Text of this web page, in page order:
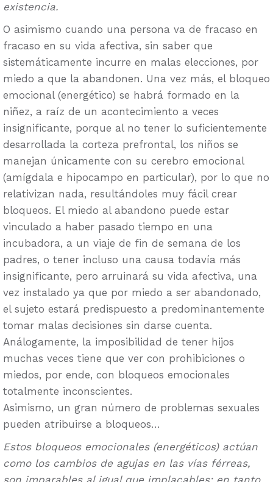
existencia.
O asimismo cuando una persona va de fracaso en
fracaso en su vida afectiva, sin saber que
sistemáticamente incurre en malas elecciones, por
miedo a que la abandonen. Una vez más, el bloqueo
emocional (energético) se habrá formado en la
niñez, a raíz de un acontecimiento a veces
insignificante, porque al no tener lo suficientemente
desarrollada la corteza prefrontal, los niños se
manejan únicamente con su cerebro emocional
(amígdala e hipocampo en particular), por lo que no
relativizan nada, resultándoles muy fácil crear
bloqueos. El miedo al abandono puede estar
vinculado a haber pasado tiempo en una
incubadora, a un viaje de fin de semana de los
padres, o tener incluso una causa todavía más
insignificante, pero arruinará su vida afectiva, una
vez instalado ya que por miedo a ser abandonado,
el sujeto estará predispuesto a predominantemente
tomar malas decisiones sin darse cuenta.
Análogamente, la imposibilidad de tener hijos
muchas veces tiene que ver con prohibiciones o
miedos, por ende, con bloqueos emocionales
totalmente inconscientes.
Asimismo, un gran número de problemas sexuales
pueden atribuirse a bloqueos…
Estos bloqueos emocionales (energéticos) actúan
como los cambios de agujas en las vías férreas,
son imparables al igual que implacables: en tanto